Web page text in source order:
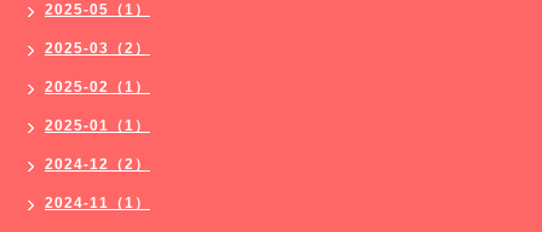
2025-05（1）
2025-03（2）
2025-02（1）
2025-01（1）
2024-12（2）
2024-11（1）